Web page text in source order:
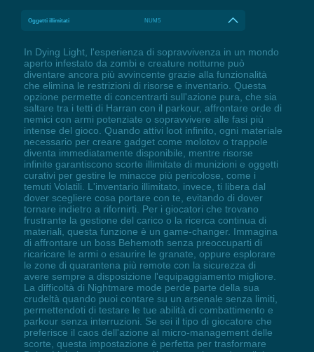
Oggetti illimitati NUM5
In Dying Light, l'esperienza di sopravvivenza in un mondo
aperto infestato da zombi e creature notturne può
diventare ancora più avvincente grazie alla funzionalità
che elimina le restrizioni di risorse e inventario. Questa
opzione permette di concentrarti sull'azione pura, che sia
saltare tra i tetti di Harran con il parkour, affrontare orde di
nemici con armi potenziate o sopravvivere alle fasi più
intense del gioco. Quando attivi loot infinito, ogni materiale
necessario per creare gadget come molotov o trappole
diventa immediatamente disponibile, mentre risorse
infinite garantiscono scorte illimitate di munizioni e oggetti
curativi per gestire le minacce più pericolose, come i
temuti Volatili. L'inventario illimitato, invece, ti libera dal
dover scegliere cosa portare con te, evitando di dover
tornare indietro a rifornirti. Per i giocatori che trovano
frustrante la gestione del carico o la ricerca continua di
materiali, questa funzione è un game-changer. Immagina
di affrontare un boss Behemoth senza preoccuparti di
ricaricare le armi o esaurire le granate, oppure esplorare
le zone di quarantena più remote con la sicurezza di
avere sempre a disposizione l'equipaggiamento migliore.
La difficoltà di Nightmare mode perde parte della sua
crudeltà quando puoi contare su un arsenale senza limiti,
permettendoti di testare le tue abilità di combattimento e
parkour senza interruzioni. Se sei il tipo di giocatore che
preferisce il caos dell'azione al micro-management delle
scorte, questa impostazione è perfetta per trasformare